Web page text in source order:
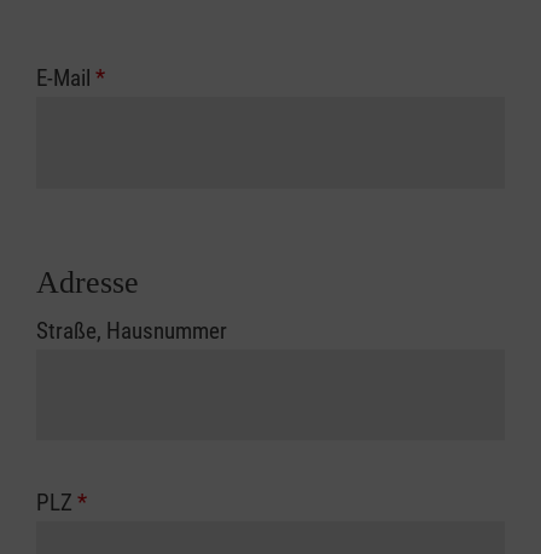
E-Mail *
Adresse
Straße, Hausnummer
PLZ *